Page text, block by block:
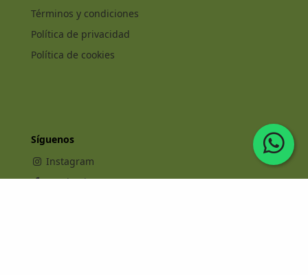
Términos y condiciones
Política de privacidad
Política de cookies
Síguenos
Instagram
Facebook